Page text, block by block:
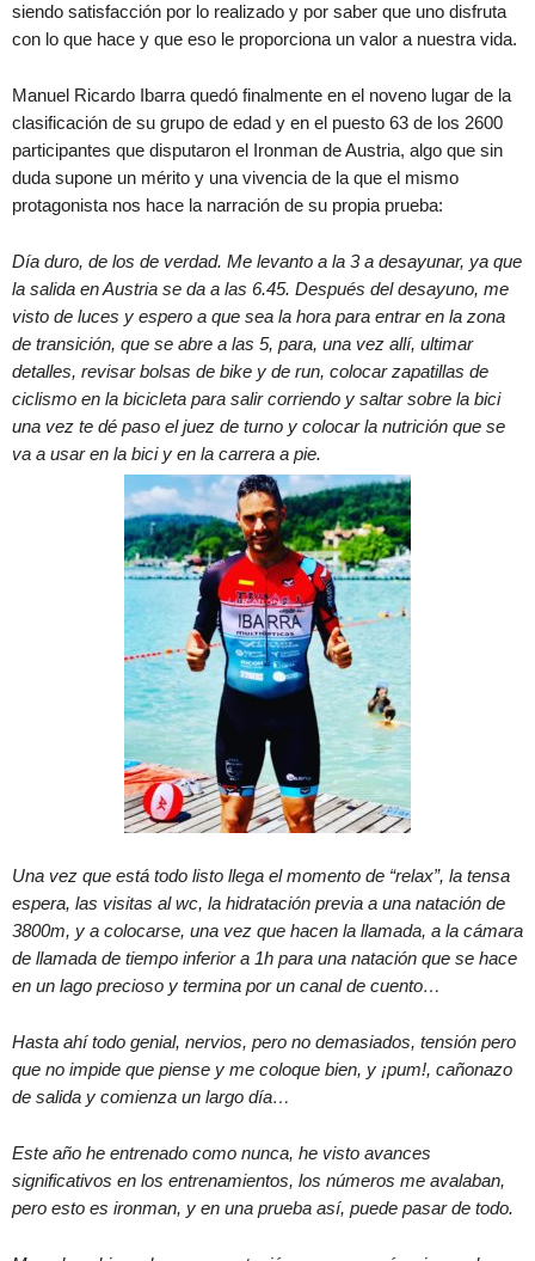
siendo satisfacción por lo realizado y por saber que uno disfruta
con lo que hace y que eso le proporciona un valor a nuestra vida.
Manuel Ricardo Ibarra quedó finalmente en el noveno lugar de la
clasificación de su grupo de edad y en el puesto 63 de los 2600
participantes que disputaron el Ironman de Austria, algo que sin
duda supone un mérito y una vivencia de la que el mismo
protagonista nos hace la narración de su propia prueba:
Día duro, de los de verdad. Me levanto a la 3 a desayunar, ya que
la salida en Austria se da a las 6.45. Después del desayuno, me
visto de luces y espero a que sea la hora para entrar en la zona
de transición, que se abre a las 5, para, una vez allí, ultimar
detalles, revisar bolsas de bike y de run, colocar zapatillas de
ciclismo en la bicicleta para salir corriendo y saltar sobre la bici
una vez te dé paso el juez de turno y colocar la nutrición que se
va a usar en la bici y en la carrera a pie.
Una vez que está todo listo llega el momento de “relax”, la tensa
espera, las visitas al wc, la hidratación previa a una natación de
3800m, y a colocarse, una vez que hacen la llamada, a la cámara
de llamada de tiempo inferior a 1h para una natación que se hace
en un lago precioso y termina por un canal de cuento…
Hasta ahí todo genial, nervios, pero no demasiados, tensión pero
que no impide que piense y me coloque bien, y ¡pum!, cañonazo
de salida y comienza un largo día…
Este año he entrenado como nunca, he visto avances
significativos en los entrenamientos, los números me avalaban,
pero esto es ironman, y en una prueba así, puede pasar de todo.